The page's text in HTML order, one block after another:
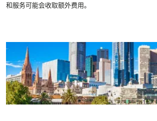
和服务可能会收取额外费用。